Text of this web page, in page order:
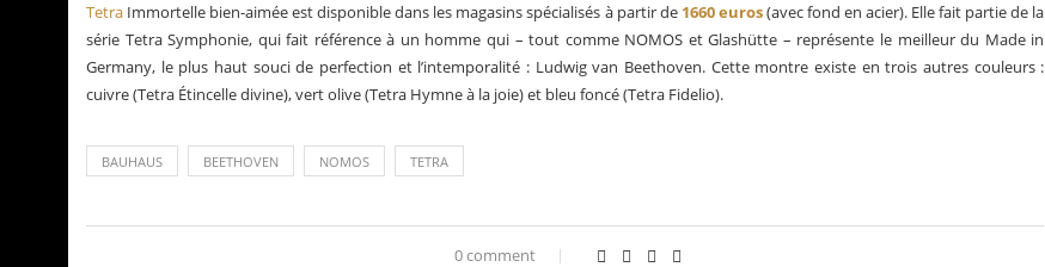
Tetra Immortelle bien-aimée est disponible dans les magasins spécialisés à partir de 1660 euros(avec fond en acier). Elle fait partie de la
série Tetra Symphonie, qui fait référence à un homme qui – tout comme NOMOS et Glashütte – représente le meilleur du Made in
Germany, le plus haut souci de perfection et l’intemporalité : Ludwig van Beethoven. Cette montre existe en trois autres couleurs :
cuivre (Tetra Étincelle divine), vert olive (Tetra Hymne à la joie) et bleu foncé (Tetra Fidelio).
BAUHAUS BEETHOVEN NOMOS TETRA
0 comment